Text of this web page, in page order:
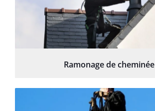
Ramonage de cheminée